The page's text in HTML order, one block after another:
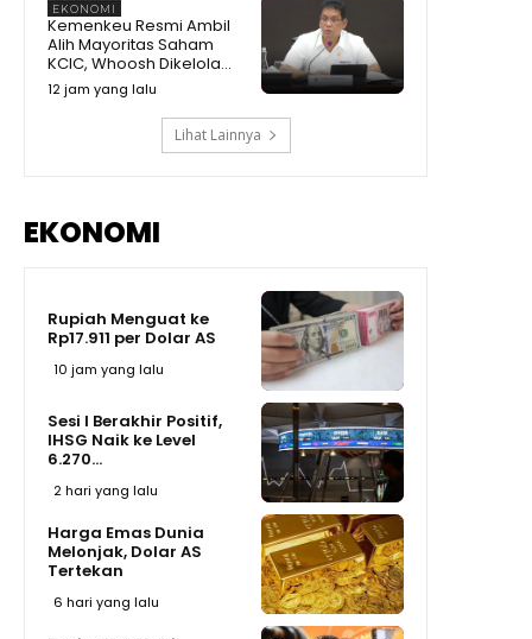
EKONOMI
Kemenkeu Resmi Ambil
Alih Mayoritas Saham
KCIC, Whoosh Dikelola...
12 jam yang lalu
Lihat Lainnya
EKONOMI
Rupiah Menguat ke
Rp17.911 per Dolar AS
10 jam yang lalu
Sesi I Berakhir Positif,
IHSG Naik ke Level
6.270...
2 hari yang lalu
Harga Emas Dunia
Melonjak, Dolar AS
Tertekan
6 hari yang lalu